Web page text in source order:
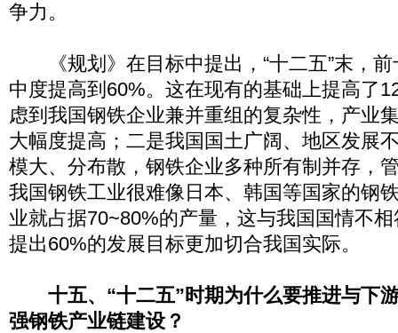
争力。
《规划》在目标中提出，“十二五”末，前
中度提高到60%。这在现有的基础上提高了
虑到我国钢铁企业兼并重组的复杂性，产业
大幅度提高；二是我国国土广阔、地区发展
模大、分布散，钢铁企业多种所有制并存，
我国钢铁工业很难像日本、韩国等国家的钢
业就占据70~80%的产量，这与我国国情不
提出60%的发展目标更加切合我国实际。
十五、“十二五”时期为什么要推进与下
强钢铁产业链建设？